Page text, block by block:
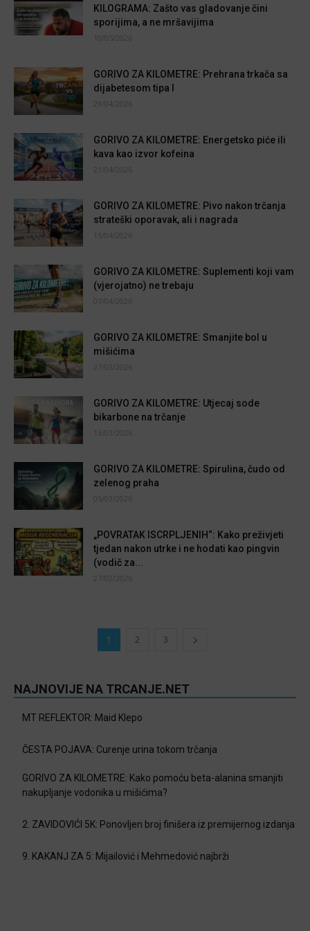
KILOGRAMA: Zašto vas gladovanje čini
sporijima, a ne mršavijima
10/05/2026
GORIVO ZA KILOMETRE: Prehrana trkača sa
dijabetesom tipa I
29/04/2026
GORIVO ZA KILOMETRE: Energetsko piće ili
kava kao izvor kofeina
21/04/2026
GORIVO ZA KILOMETRE: Pivo nakon trčanja
strateški oporavak, ali i nagrada
15/04/2026
GORIVO ZA KILOMETRE: Suplementi koji vam
(vjerojatno) ne trebaju
07/04/2026
GORIVO ZA KILOMETRE: Smanjite bol u
mišićima
27/03/2026
GORIVO ZA KILOMETRE: Utjecaj sode
bikarbone na trčanje
13/03/2026
GORIVO ZA KILOMETRE: Spirulina, čudo od
zelenog praha
05/03/2026
„POVRATAK ISCRPLJENIH“: Kako preživjeti
tjedan nakon utrke i ne hodati kao pingvin
(vodič za...
27/02/2026
1 2 3
NAJNOVIJE NA TRCANJE.NET
MT REFLEKTOR: Maid Klepo
ČESTA POJAVA: Curenje urina tokom trčanja
GORIVO ZA KILOMETRE: Kako pomoću beta-alanina smanjiti
nakupljanje vodonika u mišićima?
2. ZAVIDOVIĆI 5K: Ponovljen broj finišera iz premijernog izdanja
9. KAKANJ ZA 5: Mijailović i Mehmedović najbrži